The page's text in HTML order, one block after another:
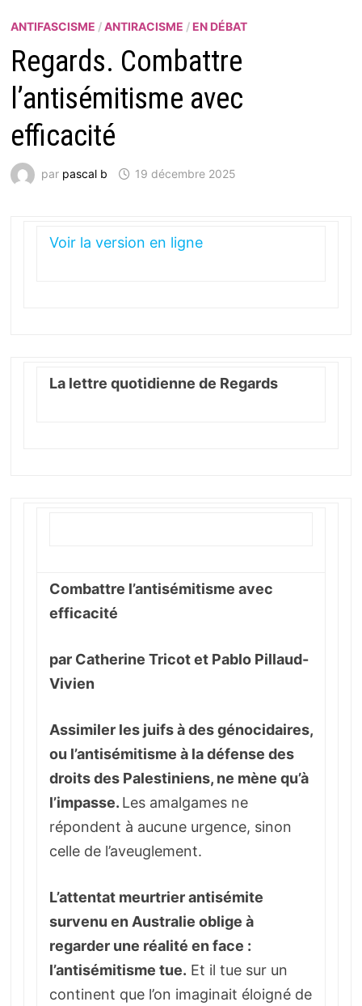
ANTIFASCISME /ANTIRACISME / EN DÉBAT
Regards. Combattre
l’antisémitisme avec
efficacité
par pascal b 19 décembre 2025
Voir la version en ligne
La lettre quotidienne de Regards
Combattre l’antisémitisme avec
efficacité
par Catherine Tricot et Pablo Pillaud-
Vivien
Assimiler les juifs à des génocidaires,
ou l’antisémitisme à la défense des
droits des Palestiniens, ne mène qu’à
l’impasse. Les amalgames ne
répondent à aucune urgence, sinon
celle de l’aveuglement.
L’attentat meurtrier antisémite
survenu en Australie oblige à
regarder une réalité en face :
l’antisémitisme tue. Et il tue sur un
continent que l’on imaginait éloigné de